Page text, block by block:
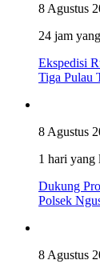
8 Agustus
24 jam
Ekspedisi
Tiga Pulau
8 Agustus
1 hari yang
Dukung
Polsek
8 Agustus